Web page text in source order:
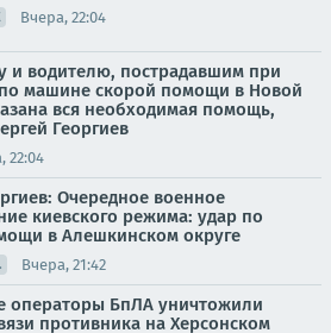
Вчера, 22:04
и водителю, пострадавшим при
машине скорой помощи в Новой
вся необходимая помощь,
Георгиев
22:04
Очередное военное
киевского режима: удар по
в Алешкинском округе
Вчера, 21:42
операторы БпЛА уничтожили
противника на Херсонском